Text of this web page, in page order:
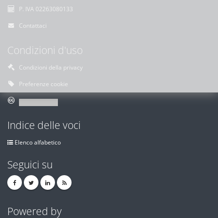
P. IVA 02263080133
Contattaci
Condizioni d'uso
Condizioni della privacy
Preferenze cookie
Indice delle voci
Elenco alfabetico
Seguici su
Powered by